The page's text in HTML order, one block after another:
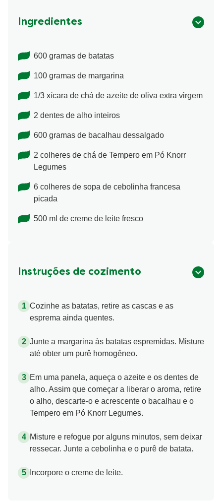
Ingredientes
600 gramas de batatas
100 gramas de margarina
1/3 xícara de chá de azeite de oliva extra virgem
2 dentes de alho inteiros
600 gramas de bacalhau dessalgado
2 colheres de chá de Tempero em Pó Knorr
Legumes
6 colheres de sopa de cebolinha francesa
picada
500 ml de creme de leite fresco
Instruções de cozimento
Cozinhe as batatas, retire as cascas e as
esprema ainda quentes.
Junte a margarina às batatas espremidas. Misture
até obter um purê homogêneo.
Em uma panela, aqueça o azeite e os dentes de
alho. Assim que começar a liberar o aroma, retire
o alho, descarte-o e acrescente o bacalhau e o
Tempero em Pó Knorr Legumes.
Misture e refogue por alguns minutos, sem deixar
ressecar. Junte a cebolinha e o purê de batata.
Incorpore o creme de leite.